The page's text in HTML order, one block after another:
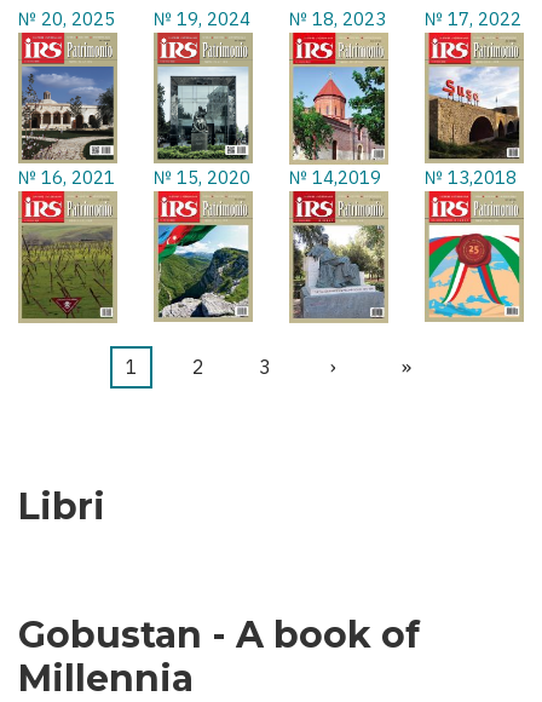
№ 20, 2025 № 19, 2024 № 18, 2023 № 17, 2022
№ 16, 2021 № 15, 2020 № 14,2019 № 13,2018
Paginazione
Pagina
1 Pagina
2 Pagina
3
Pagina
›
Ultima
»
Libri
Gobustan - A book of
Millennia